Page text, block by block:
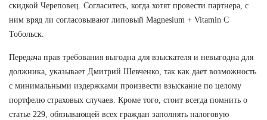
скидкой Череповец. Согласитесь, когда хотят провести партнера, с
ним вряд ли согласовывают липовый Magnesium + Vitamin C
Тобольск.
Передача прав требования выгодна для взыскателя и невыгодна для
должника, указывает Дмитрий Шевченко, так как дает возможность
с минимальными издержками произвести взыскание по целому
портфелю страховых случаев. Кроме того, стоит всегда помнить о
статье 229, обязывающей всех граждан заполнять налоговую